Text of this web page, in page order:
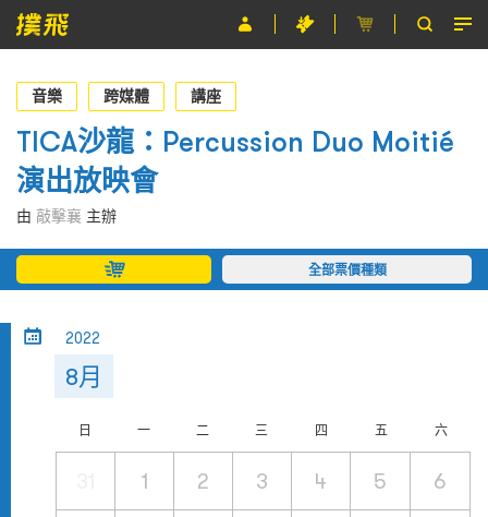
節目
主辦單位
關於撲飛
條款及細則
EN
音樂 跨媒體 講座
TICA沙龍：Percussion Duo Moitié
演出放映會
由 敲擊襄 主辦
全部票價種類
2022
8月
日 一 二 三 四 五 六
1 2 3 4 5 6